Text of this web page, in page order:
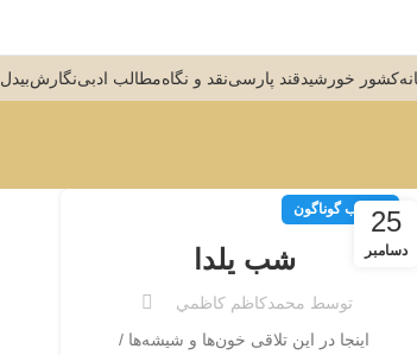
کشور خورشیدقند پارسینقد و نگاهمطالب ادبینگارشبیدل
25
دسامبر
مطالب گوناگون
شب یلدا
توسط محمدكاظم كاظمي
اینجا در این تلاقی خون‌ها و شیشه‌ها /